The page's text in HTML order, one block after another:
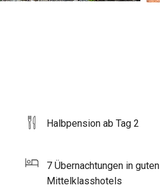
Halbpension ab Tag 2
7 Übernachtungen in guten
Mittelklasshotels